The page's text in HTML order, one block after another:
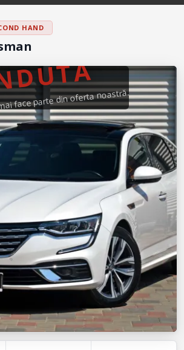
HAND
face parte din oferta noastră.